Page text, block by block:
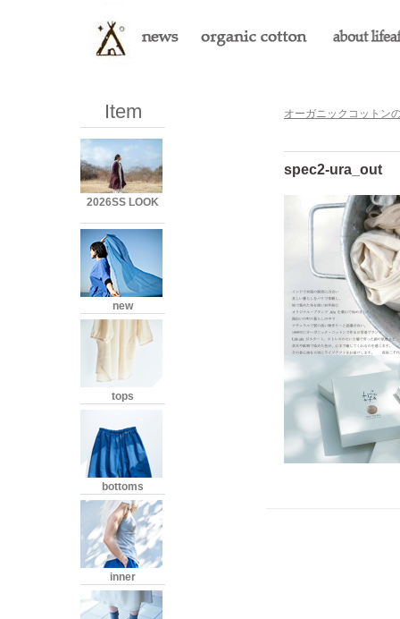
オーガニックコットン
spec2-ura_out
Item
2026SS LOOK
new
tops
bottoms
inner